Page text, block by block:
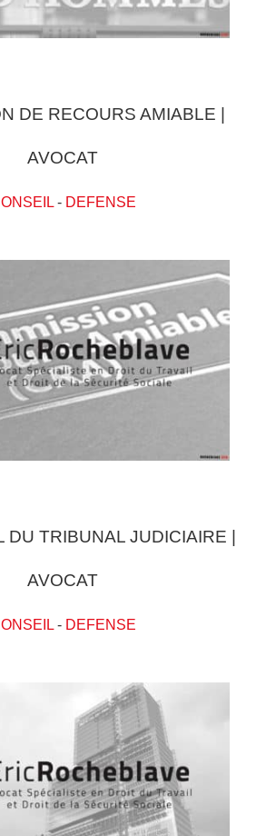
DE RECOURS AMIABLE |
AVOCAT
- DEFENSE
DU TRIBUNAL JUDICIAIRE |
AVOCAT
- DEFENSE